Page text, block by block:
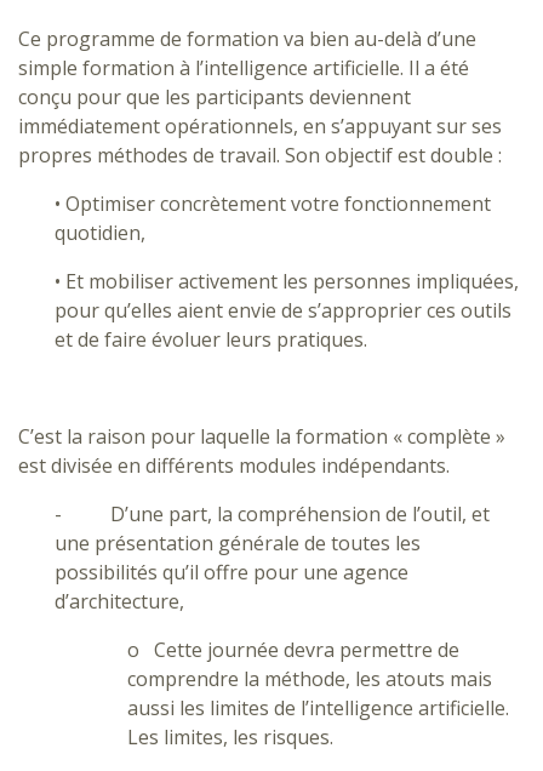
Ce programme de formation va bien au-delà d’une
simple formation à l’intelligence artificielle. Il a été
conçu pour que les participants deviennent
immédiatement opérationnels, en s’appuyant sur ses
propres méthodes de travail. Son objectif est double :
• Optimiser concrètement votre fonctionnement
quotidien,
• Et mobiliser activement les personnes impliquées,
pour qu’elles aient envie de s’approprier ces outils
et de faire évoluer leurs pratiques.
C’est la raison pour laquelle la formation « complète »
est divisée en différents modules indépendants.
- D’une part, la compréhension de l’outil, et
une présentation générale de toutes les
possibilités qu’il offre pour une agence
d’architecture,
o Cette journée devra permettre de
comprendre la méthode, les atouts mais
aussi les limites de l’intelligence artificielle.
Les limites, les risques.